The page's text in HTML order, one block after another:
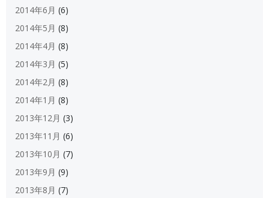
2014年6月 (6)
2014年5月 (8)
2014年4月 (8)
2014年3月 (5)
2014年2月 (8)
2014年1月 (8)
2013年12月 (3)
2013年11月 (6)
2013年10月 (7)
2013年9月 (9)
2013年8月 (7)